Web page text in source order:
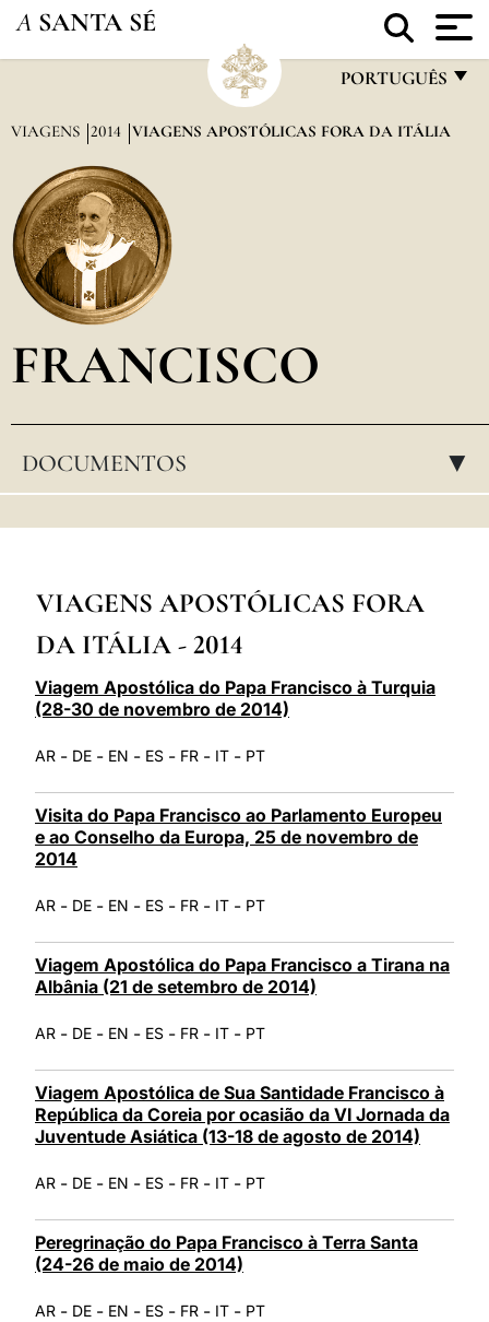
A SANTA SÉ
PORTUGUÊS
FRANÇAIS
العربيّة
VIAGENS 2014 VIAGENS APOSTÓLICAS FORA DA ITÁLIA
FRANCISCO
DOCUMENTOS ▸
VIAGENS APOSTÓLICAS FORA
DA ITÁLIA - 2014
Viagem Apostólica do Papa Francisco à Turquia
(28-30 de novembro de 2014)
AR - DE - EN - ES - FR - IT - PT
Visita do Papa Francisco ao Parlamento Europeu
e ao Conselho da Europa, 25 de novembro de
2014
AR - DE - EN - ES - FR - IT - PT
Viagem Apostólica do Papa Francisco a Tirana na
Albânia (21 de setembro de 2014)
AR - DE - EN - ES - FR - IT - PT
Viagem Apostólica de Sua Santidade Francisco à
República da Coreia por ocasião da VI Jornada da
Juventude Asiática (13-18 de agosto de 2014)
AR - DE - EN - ES - FR - IT - PT
Peregrinação do Papa Francisco à Terra Santa
(24-26 de maio de 2014)
AR - DE - EN - ES - FR - IT - PT